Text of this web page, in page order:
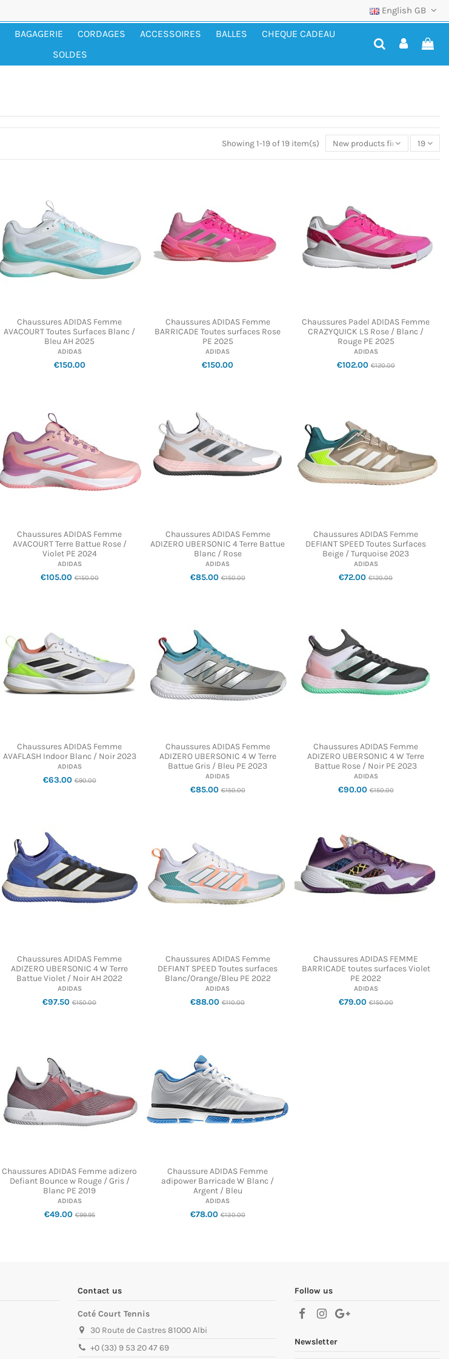
English GB
BAGAGERIE CORDAGES ACCESSOIRES BALLES
CHEQUE CADEAU
SOLDES
Showing 1-19 of 19 item(s) New products first 19
Chaussures ADIDAS Femme
AVACOURT Toutes Surfaces Blanc /
Bleu AH 2025
ADIDAS
€150.00
Chaussures ADIDAS Femme
BARRICADE Toutes surfaces Rose
PE 2025
ADIDAS
€150.00
Chaussures Padel ADIDAS Femme
CRAZYQUICK LS Rose / Blanc /
Rouge PE 2025
ADIDAS
€102.00€120.00
Chaussures ADIDAS Femme
AVACOURT Terre Battue Rose /
Violet PE 2024
ADIDAS
€105.00€150.00
Chaussures ADIDAS Femme
ADIZERO UBERSONIC 4 Terre Battue
Blanc / Rose
ADIDAS
€85.00€150.00
Chaussures ADIDAS Femme
DEFIANT SPEED Toutes Surfaces
Beige / Turquoise 2023
ADIDAS
€72.00€120.00
Chaussures ADIDAS Femme
AVAFLASH Indoor Blanc / Noir 2023
ADIDAS
€63.00€90.00
Chaussures ADIDAS Femme
ADIZERO UBERSONIC 4 W Terre
Battue Gris / Bleu PE 2023
ADIDAS
€85.00€150.00
Chaussures ADIDAS Femme
ADIZERO UBERSONIC 4 W Terre
Battue Rose / Noir PE 2023
ADIDAS
€90.00€150.00
Chaussures ADIDAS Femme
ADIZERO UBERSONIC 4 W Terre
Battue Violet / Noir AH 2022
ADIDAS
€97.50€150.00
Chaussures ADIDAS Femme
DEFIANT SPEED Toutes surfaces
Blanc/Orange/Bleu PE 2022
ADIDAS
€88.00€110.00
Chaussures ADIDAS FEMME
BARRICADE toutes surfaces Violet
PE 2022
ADIDAS
€79.00€150.00
Chaussures ADIDAS Femme adizero
Defiant Bounce w Rouge / Gris /
Blanc PE 2019
ADIDAS
€49.00€99.95
Chaussure ADIDAS Femme
adipower Barricade W Blanc /
Argent / Bleu
ADIDAS
€78.00€130.00
Contact us
Coté Court Tennis
30 Route de Castres 81000 Albi
+0 (33) 9 53 20 47 69
Follow us
Newsletter